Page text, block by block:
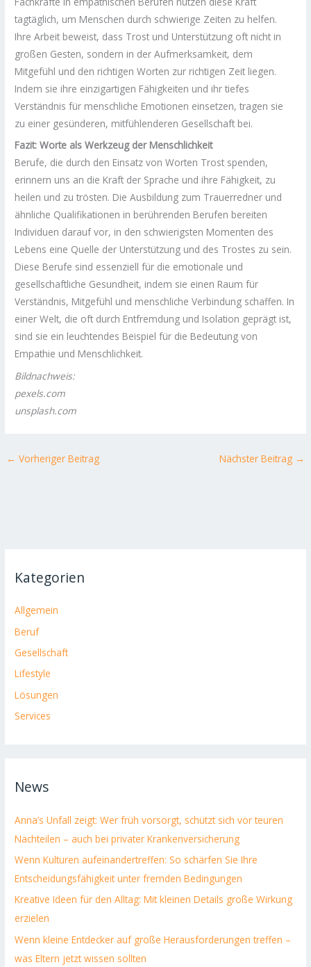
tagtäglich, um Menschen durch schwierige Zeiten zu helfen.
Ihre Arbeit beweist, dass Trost und Unterstützung oft nicht in
großen Gesten, sondern in der Aufmerksamkeit, dem
Mitgefühl und den richtigen Worten zur richtigen Zeit liegen.
Indem sie ihre einzigartigen Fähigkeiten und ihr tiefes
Verständnis für menschliche Emotionen einsetzen, tragen sie
zu einer gesünderen, mitfühlenderen Gesellschaft bei.
Fazit: Worte als Werkzeug der Menschlichkeit
Berufe, die durch den Einsatz von Worten Trost spenden,
erinnern uns an die Kraft der Sprache und ihre Fähigkeit, zu
heilen und zu trösten. Die Ausbildung zum Trauerredner und
ähnliche Qualifikationen in berührenden Berufen bereiten
Individuen darauf vor, in den schwierigsten Momenten des
Lebens eine Quelle der Unterstützung und des Trostes zu sein.
Diese Berufe sind essenziell für die emotionale und
gesellschaftliche Gesundheit, indem sie einen Raum für
Verständnis, Mitgefühl und menschliche Verbindung schaffen. In
einer Welt, die oft durch Entfremdung und Isolation geprägt ist,
sind sie ein leuchtendes Beispiel für die Bedeutung von
Empathie und Menschlichkeit.
Bildnachweis:
pexels.com
unsplash.com
← Vorheriger Beitrag Nächster Beitrag →
Kategorien
Allgemein
Beruf
Gesellschaft
Lifestyle
Lösungen
Services
News
Anna’s Unfall zeigt: Wer früh vorsorgt, schützt sich vor teuren
Nachteilen – auch bei privater Krankenversicherung
Wenn Kulturen aufeinandertreffen: So schärfen Sie Ihre
Entscheidungsfähigkeit unter fremden Bedingungen
Kreative Ideen für den Alltag: Mit kleinen Details große Wirkung
erzielen
Wenn kleine Entdecker auf große Herausforderungen treffen –
was Eltern jetzt wissen sollten